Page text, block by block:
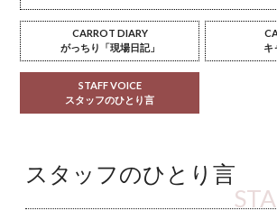
CARROT DIARY
がっちり「現場日記」 キ
STAFF VOICE
スタッフのひとり言
スタッフのひとり言